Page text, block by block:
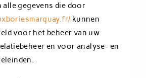
alle gegevens die door
kunnen
voor het beheer van uw
en voor analyse- en